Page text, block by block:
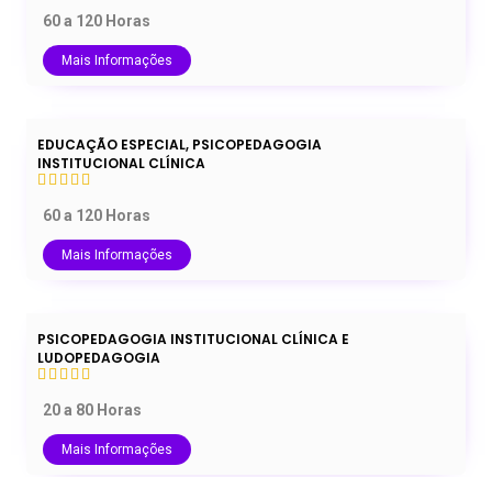
60 a 120 Horas
Mais Informações
EDUCAÇÃO ESPECIAL, PSICOPEDAGOGIA
INSTITUCIONAL CLÍNICA
60 a 120 Horas
Mais Informações
PSICOPEDAGOGIA INSTITUCIONAL CLÍNICA E
LUDOPEDAGOGIA
20 a 80 Horas
Mais Informações